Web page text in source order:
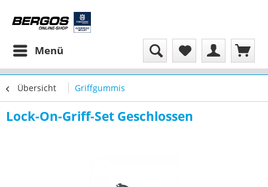
Menü
Übersicht Griffgummis
Lock-On-Griff-Set Geschlossen